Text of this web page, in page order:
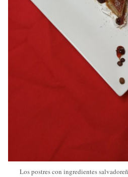
Los postres con ingredientes